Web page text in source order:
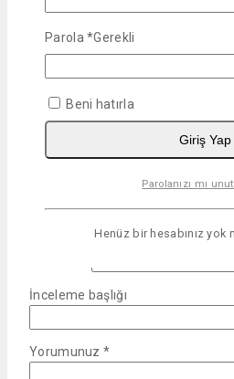
Yorumlar
"Fiproes Köpek 20-
pipet " için yorum
olun
E-posta adresiniz
işaretlenmişlerdir
İnceleme başlığı
Yorumunuz*
Parola*Gerekli
Beni hatırla
Giriş Yap
Parolanızı mı
Henüz bir hesabınız yok